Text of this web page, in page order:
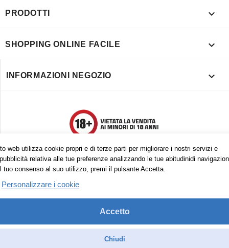
web utilizza cookie propri e di terze parti per migliorare i nostri servizi e
relativa alle tue preferenze analizzando le tue abitudinidi
tuo consenso al suo utilizzo, premi il pulsante Accetta.
Personalizzare i cookie
Accetto
Chiudi
PRODOTTI 
SHOPPING ONLINE FACILE 
INFORMAZIONI NEGOZIO 
Trovaci anche su: